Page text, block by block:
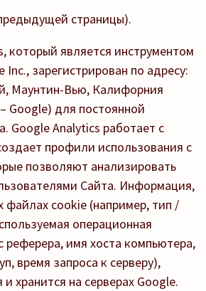
страницы).
который является инструментом
Inc., зарегистрирован по адресу:
Маунтин-Вью, Калифорния
Google) для постоянной
Google Analytics работает с
профили использования с
позволяют анализировать
Сайта. Информация,
файлах cookie (например, тип /
операционная
реферера, имя хоста компьютера,
время запроса к серверу),
хранится на серверах Google.